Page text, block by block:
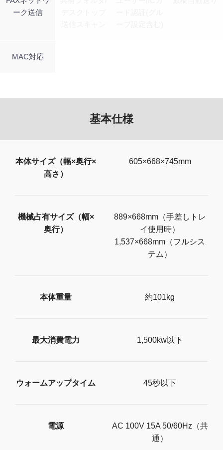
ーク送信
MAC対応
基本仕様
本体サイズ（幅×奥行×
高さ）
605×668×745mm
機械占有サイズ（幅×
奥行）
889×668mm（手差しトレ
イ使用時）
1,537×668mm（フルシス
テム）
本体重量 約101kg
最大消費電力 1,500kw以下
ウォームアップタイム 45秒以下
電源
A​C​ ​1​0​0​V​ ​1​5​A​ ​5​0​/​6​0​H​z（​共​
通）